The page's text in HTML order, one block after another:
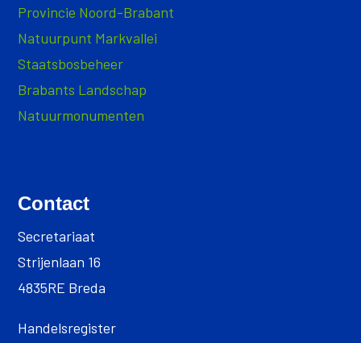
Provincie Noord-Brabant
Natuurpunt Markvallei
Staatsbosbeheer
Brabants Landschap
Natuurmonumenten
Contact
Secretariaat
Strijenlaan 16
4835RE Breda
Handelsregister